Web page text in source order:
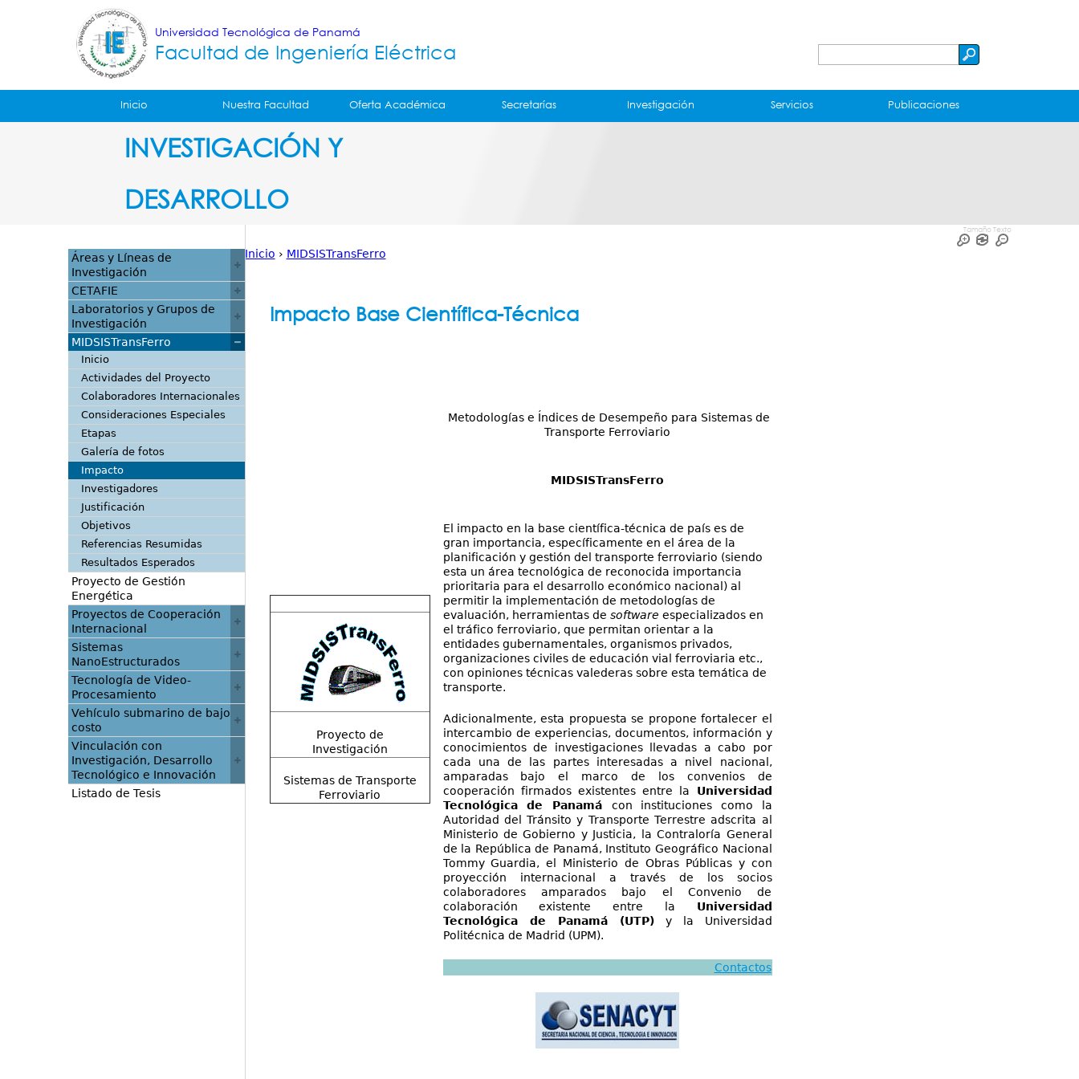
Universidad Tecnológica de Panamá
Facultad de Ingeniería Eléctrica
Tropical
Principal
Inicio Nuestra Facultad Oferta Académica Secretarías Investigación Servicios Publicaciones
INVESTIGACIÓN Y
DESARROLLO
Tamaño Texto
está
aquí
Inicio › MIDSISTransFerro
Impacto Base Científica-Técnica
Proyecto de
Investigación
Sistemas de Transporte
Ferroviario
Metodologías e Índices de Desempeño para Sistemas de
Transporte Ferroviario
MIDSISTransFerro
El impacto en la base científica-técnica de país es de
gran importancia, específicamente en el área de la
planificación y gestión del transporte ferroviario (siendo
esta un área tecnológica de reconocida importancia
prioritaria para el desarrollo económico nacional) al
permitir la implementación de metodologías de
evaluación, herramientas de software especializados en
el tráfico ferroviario, que permitan orientar a la
entidades gubernamentales, organismos privados,
organizaciones civiles de educación vial ferroviaria etc.,
con opiniones técnicas valederas sobre esta temática de
transporte.
Adicionalmente, esta propuesta se propone fortalecer el
intercambio de experiencias, documentos, información y
conocimientos de investigaciones llevadas a cabo por
cada una de las partes interesadas a nivel nacional,
amparadas bajo el marco de los convenios de
cooperación firmados existentes entre la Universidad
Tecnológica de Panamá con instituciones como la
Autoridad del Tránsito y Transporte Terrestre adscrita al
Ministerio de Gobierno y Justicia, la Contraloría General
de la República de Panamá, Instituto Geográfico Nacional
Tommy Guardia, el Ministerio de Obras Públicas y con
proyección internacional a través de los socios
colaboradores amparados bajo el Convenio de
colaboración existente entre la Universidad
Tecnológica de Panamá (UTP)y la Universidad
Politécnica de Madrid (UPM).
Contactos
Áreas y Líneas de
Investigación
CETAFIE
Laboratorios y Grupos de
Investigación
MIDSISTransFerro
Inicio
Actividades del Proyecto
Colaboradores Internacionales
Consideraciones Especiales
Etapas
Galería de fotos
Impacto
Investigadores
Justificación
Objetivos
Referencias Resumidas
Resultados Esperados
Proyecto de Gestión
Energética
Proyectos de Cooperación
Internacional
Sistemas
NanoEstructurados
Tecnología de Video-
Procesamiento
Vehículo submarino de bajo
costo
Vinculación con
Investigación, Desarrollo
Tecnológico e Innovación
Listado de Tesis